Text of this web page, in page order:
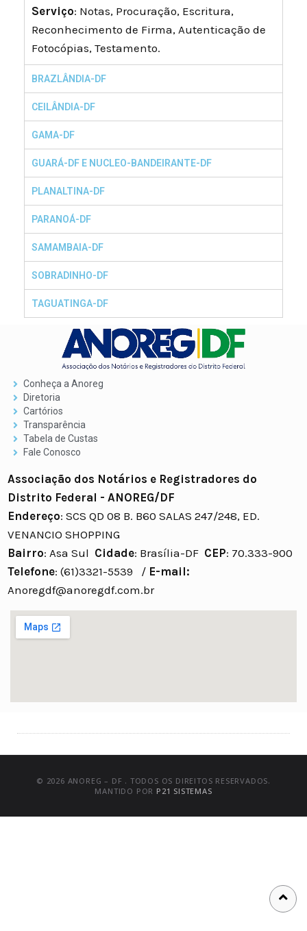
Serviço: Notas, Procuração, Escritura,
Reconhecimento de Firma, Autenticação de
Fotocópias, Testamento.
BRAZLÂNDIA-DF
CEILÂNDIA-DF
GAMA-DF
GUARÁ-DF E NUCLEO-BANDEIRANTE-DF
PLANALTINA-DF
PARANOÁ-DF
SAMAMBAIA-DF
SOBRADINHO-DF
TAGUATINGA-DF
Conheça a Anoreg
Diretoria
Cartórios
Transparência
Tabela de Custas
Fale Conosco
Associação dos Notários e Registradores do
Distrito Federal - ANOREG/DF
Endereço: SCS QD 08 B. B60 SALAS 247/248, ED.
VENANCIO SHOPPING
Bairro: Asa Sul Cidade: Brasília-DF CEP: 70.333-900
Telefone: (61)3321-5539 / E-mail:
Anoregdf@anoregdf.com.br
© 2026 ANOREG – DF . TODOS OS DIREITOS RESERVADOS.
MANTIDO POR P21 SISTEMAS